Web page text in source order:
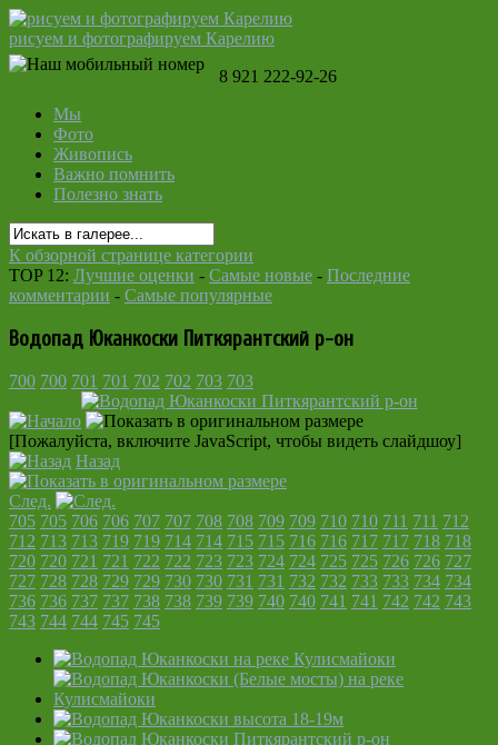
рисуем и фотографируем Карелию
8 921 222-92-26
Мы
Фото
Живопись
Важно помнить
Полезно знать
К обзорной странице категории
TOP 12: Лучшие оценки - Самые новые - Последние
комментарии - Самые популярные
Водопад Юканкоски Питкярантский р-он
700 700 701 701 702 702 703 703
[Пожалуйста, включите JavaScript, чтобы видеть слайдшоу]
Назад
След.
705 705 706 706 707 707 708 708 709 709 710 710 711 711 712
712 713 713 719 719 714 714 715 715 716 716 717 717 718 718
720 720 721 721 722 722 723 723 724 724 725 725 726 726 727
727 728 728 729 729 730 730 731 731 732 732 733 733 734 734
736 736 737 737 738 738 739 739 740 740 741 741 742 742 743
743 744 744 745 745